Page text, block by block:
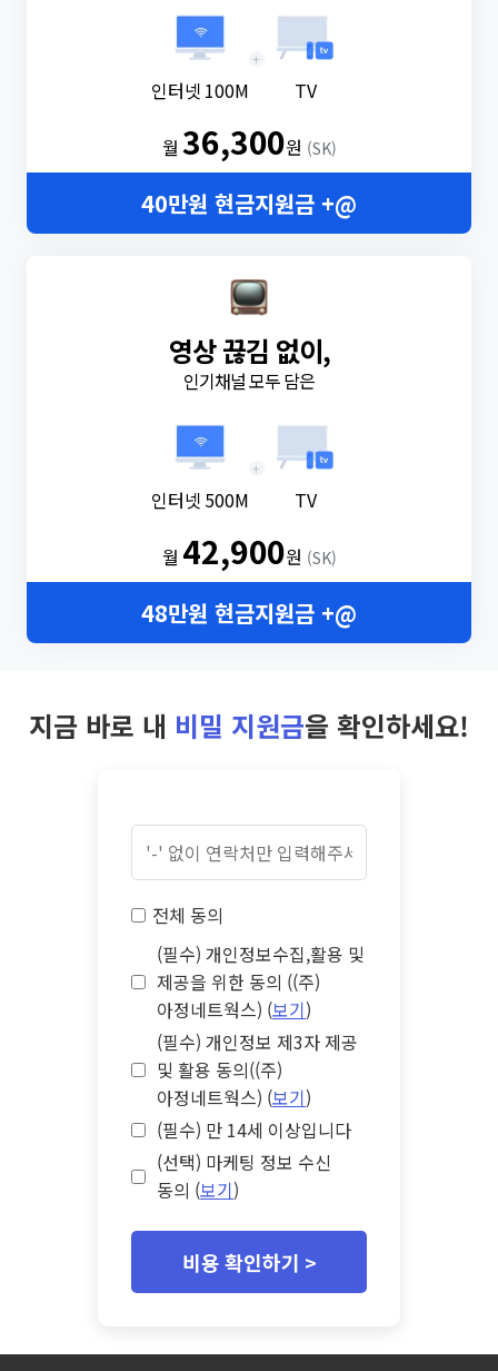
인터넷 100M
+
TV
월36,300원 (SK)
40만원 현금지원금 +@
영상 끊김 없이,
인기채널 모두 담은
인터넷 500M
+
TV
월 42,900원 (SK)
48만원 현금지원금 +@
지금 바로 내 비밀 지원금을 확인하세요!
전체 동의
(필수) 개인정보수집,활용 및
제공을 위한 동의 ((주)
아정네트웍스) (보기)
(필수) 개인정보 제3자 제공
및 활용 동의((주)
아정네트웍스) (보기)
(필수) 만 14세 이상입니다
(선택) 마케팅 정보 수신
동의 (보기)
비용 확인하기 >